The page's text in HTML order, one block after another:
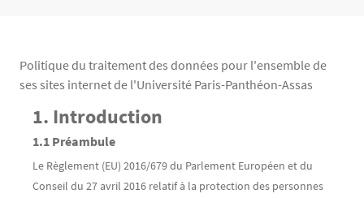
Politique du traitement des données pour l'ensemble de
ses sites internet de l'Université Paris-Panthéon-Assas
1. Introduction
1.1 Préambule
Le Règlement (EU) 2016/679 du Parlement Européen et du
Conseil du 27 avril 2016 relatif à la protection des personnes